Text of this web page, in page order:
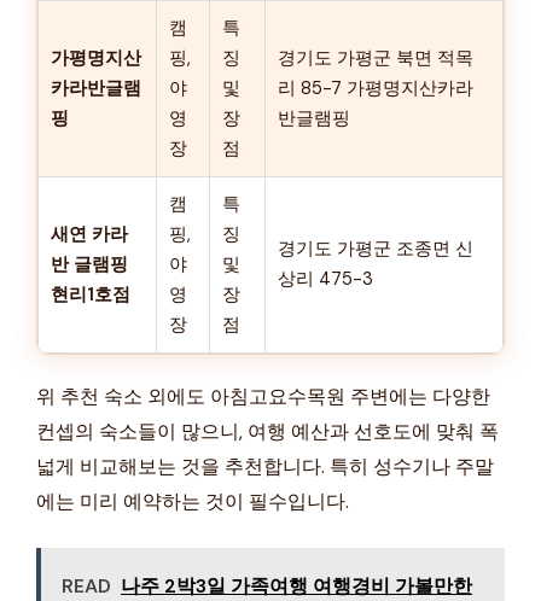
가평명지산
카라반글램
핑
캠
핑,
야
영
장
특
징
및
장
점
경기도 가평군 북면 적목
리 85-7 가평명지산카라
반글램핑
새연 카라
반 글램핑
현리1호점
캠
핑,
야
영
장
특
징
및
장
점
경기도 가평군 조종면 신
상리 475-3
위 추천 숙소 외에도 아침고요수목원 주변에는 다양한
컨셉의 숙소들이 많으니, 여행 예산과 선호도에 맞춰 폭
넓게 비교해보는 것을 추천합니다. 특히 성수기나 주말
에는 미리 예약하는 것이 필수입니다.
READ 나주 2박3일 가족여행 여행경비 가볼만한